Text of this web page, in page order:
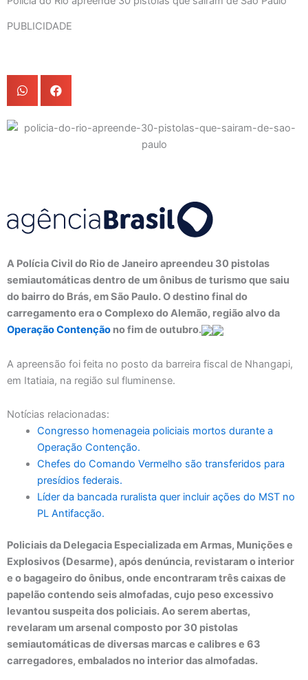
PUBLICIDADE
A Polícia Civil do Rio de Janeiro apreendeu 30 pistolas
semiautomáticas dentro de um ônibus de turismo que saiu
do bairro do Brás, em São Paulo. O destino final do
carregamento era o Complexo do Alemão, região alvo da
Operação Contenção no fim de outubro.
A apreensão foi feita no posto da barreira fiscal de Nhangapi,
em Itatiaia, na região sul fluminense.
Notícias relacionadas:
Congresso homenageia policiais mortos durante a
Operação Contenção.
Chefes do Comando Vermelho são transferidos para
presídios federais.
Líder da bancada ruralista quer incluir ações do MST no
PL Antifacção.
Policiais da Delegacia Especializada em Armas, Munições e
Explosivos (Desarme), após denúncia, revistaram o interior
e o bagageiro do ônibus, onde encontraram três caixas de
papelão contendo seis almofadas, cujo peso excessivo
levantou suspeita dos policiais. Ao serem abertas,
revelaram um arsenal composto por 30 pistolas
semiautomáticas de diversas marcas e calibres e 63
carregadores, embalados no interior das almofadas.